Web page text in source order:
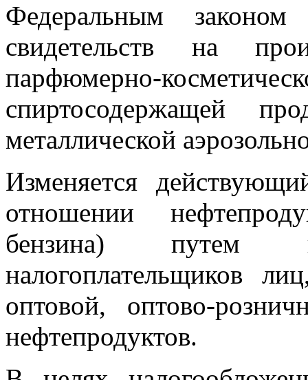
Федеральным законом
свидетельств на
парфюмерно-
спиртосодержащей
металлической
Изменяется
отношении
бензина) путем
налогоплательщиков
оптовой, оптово-
нефтепродуктов.